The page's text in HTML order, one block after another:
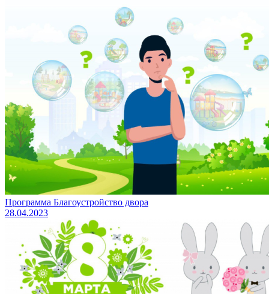
Программа Благоустройство двора
28.04.2023